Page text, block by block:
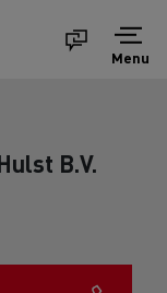
Menu
B.V.